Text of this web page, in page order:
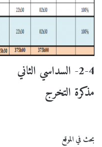
2-4- السداسي الثاني
مذكرة التخرج
بحث في الموقع